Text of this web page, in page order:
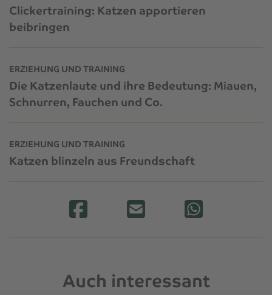
Clickertraining: Katzen apportieren
beibringen
ERZIEHUNG UND TRAINING
Die Katzenlaute und ihre Bedeutung: Miauen,
Schnurren, Fauchen und Co.
ERZIEHUNG UND TRAINING
Katzen blinzeln aus Freundschaft
Auch interessant